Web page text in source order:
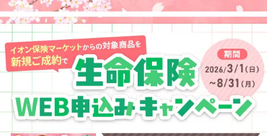
（無料）
イオンカード会員さま専用保険